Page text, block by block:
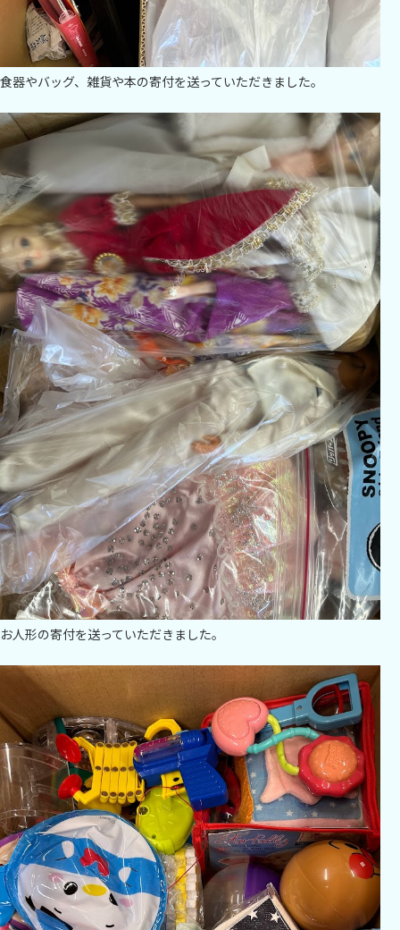
食器やバッグ、雑貨や本の寄付を送っていただきました。
お人形の寄付を送っていただきました。